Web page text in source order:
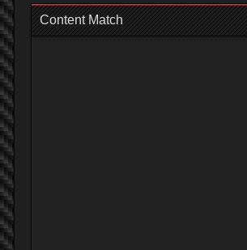
Content Match